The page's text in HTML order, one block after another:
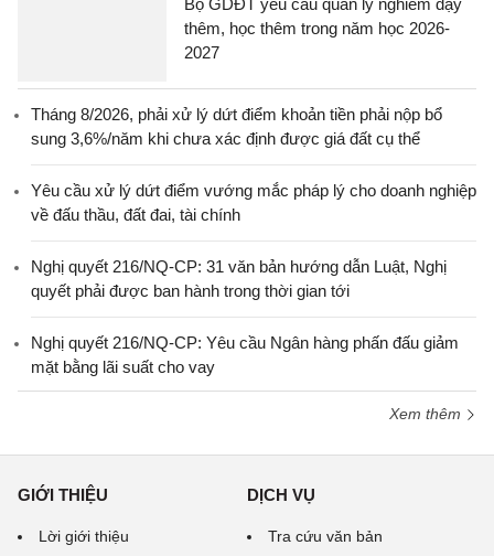
Bộ GDĐT yêu cầu quản lý nghiêm dạy
thêm, học thêm trong năm học 2026-
2027
Tháng 8/2026, phải xử lý dứt điểm khoản tiền phải nộp bổ
sung 3,6%/năm khi chưa xác định được giá đất cụ thể
Yêu cầu xử lý dứt điểm vướng mắc pháp lý cho doanh nghiệp
về đấu thầu, đất đai, tài chính
Nghị quyết 216/NQ-CP: 31 văn bản hướng dẫn Luật, Nghị
quyết phải được ban hành trong thời gian tới
Nghị quyết 216/NQ-CP: Yêu cầu Ngân hàng phấn đấu giảm
mặt bằng lãi suất cho vay
Xem thêm
GIỚI THIỆU
Lời giới thiệu
DỊCH VỤ
Tra cứu văn bản